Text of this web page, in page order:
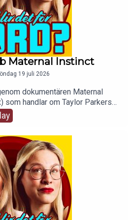
Maternal Instinct
19 juli 2026
dokumentären Maternal
som handlar om Taylor Parkers
hon är verkligen lite sådär den
jävla massa grejer